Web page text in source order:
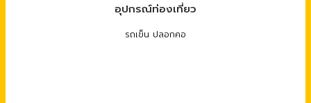
อุปกรณ์ท่องเที่ยว
รถเข็น ปลอกคอ